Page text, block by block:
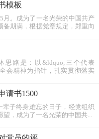
模板
月。成为了一名光荣的中国共产
期满，根据党章规定，郑重向
思路是：以&ldquo;三个代表
会精神为指针，扎实贯彻落实
请书1500
子终身难忘的日子，经党组织
，成为了一名光荣的中国共...